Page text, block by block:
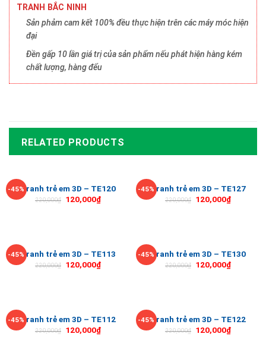
TRANH BẮC NINH
Sản phảm cam kết 100% đều thực hiện trên các máy móc hiện
đại
Đền gấp 10 lần giá trị của sản phẩm nếu phát hiện hàng kém
chất lượng, hàng đểu
RELATED PRODUCTS
-45%Tranh trẻ em 3D – TE120
220,000₫ 120,000₫
-45%Tranh trẻ em 3D – TE127
220,000₫ 120,000₫
-45%Tranh trẻ em 3D – TE113
220,000₫ 120,000₫
-45%Tranh trẻ em 3D – TE130
220,000₫ 120,000₫
-45%Tranh trẻ em 3D – TE112
220,000₫ 120,000₫
-45%Tranh trẻ em 3D – TE122
220,000₫ 120,000₫